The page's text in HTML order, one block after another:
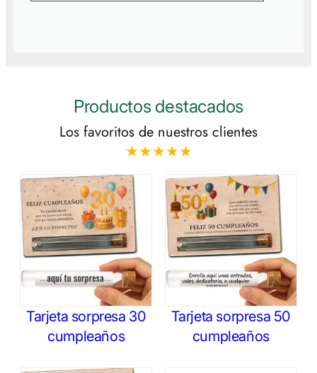
Productos destacados
Los favoritos de nuestros clientes
★★★★★
Tarjeta sorpresa 30
cumpleaños
Tarjeta sorpresa 50
cumpleaños